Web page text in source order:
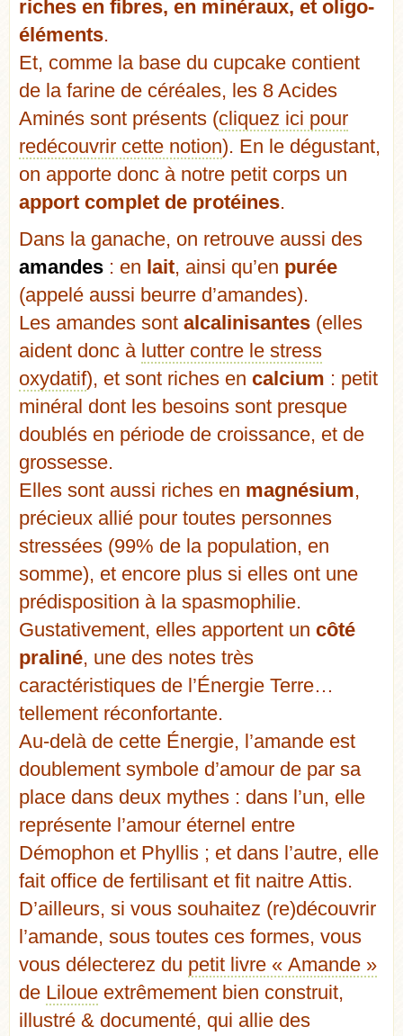
riches en fibres, en minéraux, et oligo-
éléments.
Et, comme la base du cupcake contient
de la farine de céréales, les 8 Acides
Aminés sont présents (cliquez ici pour
redécouvrir cette notion). En le dégustant,
on apporte donc à notre petit corps un
apport complet de protéines.
Dans la ganache, on retrouve aussi des
amandes : en lait, ainsi qu’en purée
(appelé aussi beurre d’amandes).
Les amandes sont alcalinisantes (elles
aident donc à lutter contre le stress
oxydatif), et sont riches en calcium : petit
minéral dont les besoins sont presque
doublés en période de croissance, et de
grossesse.
Elles sont aussi riches en magnésium,
précieux allié pour toutes personnes
stressées (99% de la population, en
somme), et encore plus si elles ont une
prédisposition à la spasmophilie.
Gustativement, elles apportent un côté
praliné, une des notes très
caractéristiques de l’Énergie Terre…
tellement réconfortante.
Au-delà de cette Énergie, l’amande est
doublement symbole d’amour de par sa
place dans deux mythes : dans l’un, elle
représente l’amour éternel entre
Démophon et Phyllis ; et dans l’autre, elle
fait office de fertilisant et fit naitre Attis.
D’ailleurs, si vous souhaitez (re)découvrir
l’amande, sous toutes ces formes, vous
vous délecterez du petit livre « Amande »
de Liloue extrêmement bien construit,
illustré & documenté, qui allie des